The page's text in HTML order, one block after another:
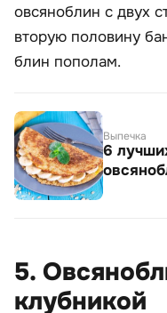
овсяноблин с двух
вторую половину
блин пополам.
Выпечка
6
5.
клубникой